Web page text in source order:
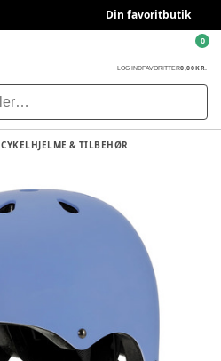
Din favoritbutik
LOG INDFAVORITTER0,00 KR.
0
CYKELHJELME & TILBEHØR